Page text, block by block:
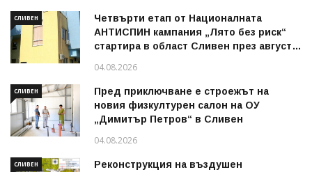
СЛИВЕН
Четвърти етап от Националната
АНТИСПИН кампания „Лято без риск“
стартира в област Сливен през август
04.08.2026
СЛИВЕН
Пред приключване е строежът на
новия физкултурен салон на ОУ
„Димитър Петров“ в Сливен
04.08.2026
СЛИВЕН
Реконструкция на въздушен